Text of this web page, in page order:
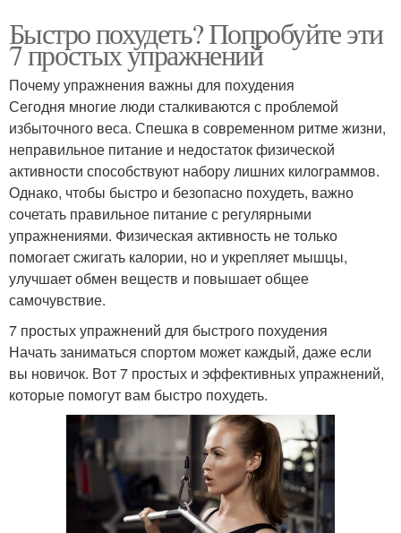
Быстро похудеть? Попробуйте эти
7 простых упражнений
Почему упражнения важны для похудения
Сегодня многие люди сталкиваются с проблемой
избыточного веса. Спешка в современном ритме жизни,
неправильное питание и недостаток физической
активности способствуют набору лишних килограммов.
Однако, чтобы быстро и безопасно похудеть, важно
сочетать правильное питание с регулярными
упражнениями. Физическая активность не только
помогает сжигать калории, но и укрепляет мышцы,
улучшает обмен веществ и повышает общее
самочувствие.
7 простых упражнений для быстрого похудения
Начать заниматься спортом может каждый, даже если
вы новичок. Вот 7 простых и эффективных упражнений,
которые помогут вам быстро похудеть.